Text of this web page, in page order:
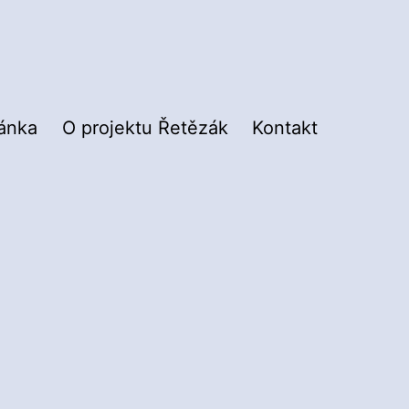
O projektu Řetězák Kontakt